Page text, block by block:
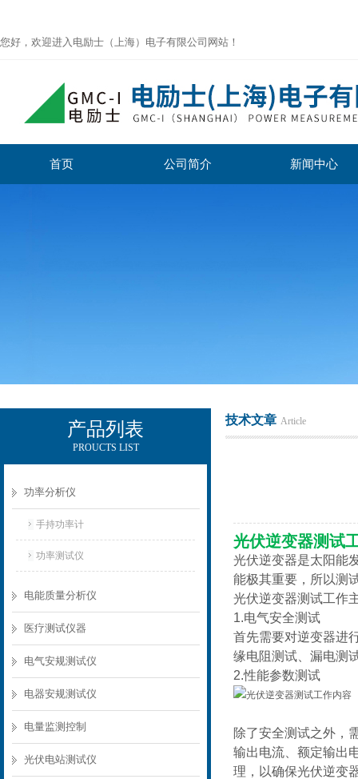
您好，欢迎进入电励士（上海）电子有限公司网站！
首页 公司简介 新闻中心
产品列表
PROUCTS LIST
功率分析仪
手持功率计
功率测试仪
电能质量分析仪
医疗测试仪器
电气安规测试仪
电器安规测试仪
电量监测控制
光伏电站测试仪
技术文章 Article
光伏逆变器测试
光伏逆变器是太阳能
能极其重要，所以测
光伏逆变器测试工作
1.电气安全测试
首先需要对逆变器进
缘电阻测试、漏电测
2.性能参数测试
除了安全测试之外，
输出电流、额定输出
理，以确保光伏逆变